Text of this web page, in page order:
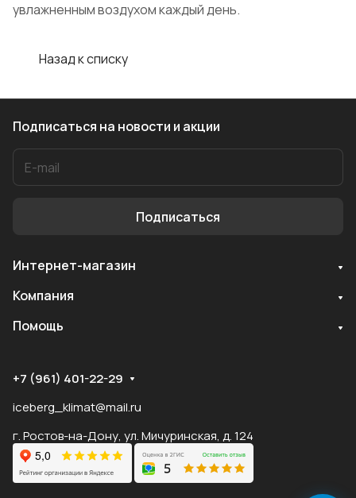
увлажненным воздухом каждый день.
Назад к списку
Подписаться на новости и акции
Подписаться
Интернет-магазин
Компания
Помощь
+7 (961) 401-22-29
iceberg_klimat@mail.ru
г. Ростов-на-Дону, ул. Мичуринская, д. 124